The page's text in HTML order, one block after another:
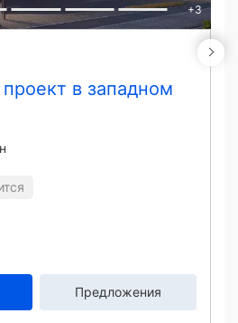
+3
в западном
Предложения